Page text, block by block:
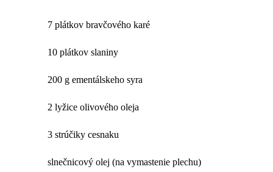
7 plátkov bravčového karé
10 plátkov slaniny
200 g ementálskeho syra
2 lyžice olivového oleja
3 strúčiky cesnaku
slnečnicový olej (na vymastenie plechu)